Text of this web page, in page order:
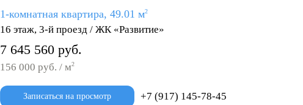
1-комнатная квартира, 49.01 м2
16 этаж, 3-й проезд / ЖК «Развитие»
7 645 560 руб.
156 000 руб. / м2
Записаться на просмотр +7 (917) 145-78-45